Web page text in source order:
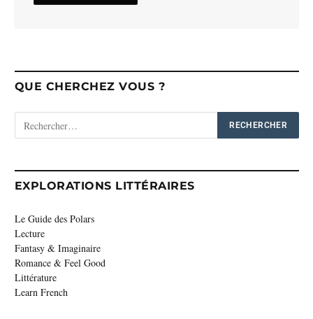
QUE CHERCHEZ VOUS ?
EXPLORATIONS LITTÉRAIRES
Le Guide des Polars
Lecture
Fantasy & Imaginaire
Romance & Feel Good
Littérature
Learn French